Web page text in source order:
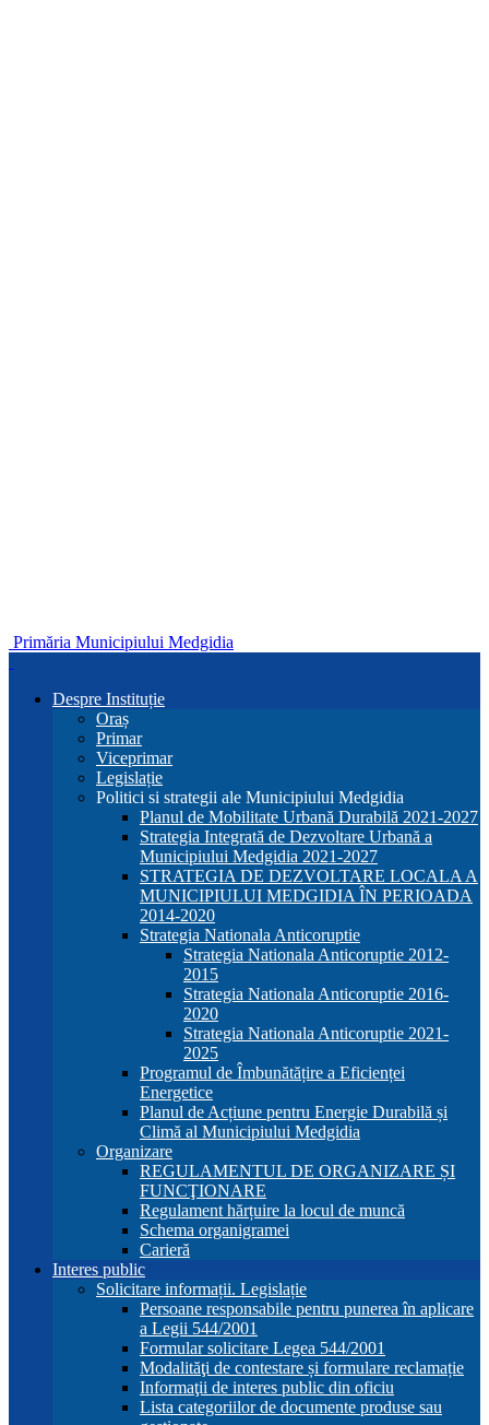
Primăria Municipiului Medgidia
Despre Instituție
Oraș
Primar
Viceprimar
Legislație
Politici si strategii ale Municipiului Medgidia
Planul de Mobilitate Urbană Durabilă 2021-2027
Strategia Integrată de Dezvoltare Urbană a
Municipiului Medgidia 2021-2027
STRATEGIA DE DEZVOLTARE LOCALA A
MUNICIPIULUI MEDGIDIA ÎN PERIOADA
2014-2020
Strategia Nationala Anticoruptie
Strategia Nationala Anticoruptie 2012-
2015
Strategia Nationala Anticoruptie 2016-
2020
Strategia Nationala Anticoruptie 2021-
2025
Programul de Îmbunătățire a Eficienței
Energetice
Planul de Acțiune pentru Energie Durabilă și
Climă al Municipiului Medgidia
Organizare
REGULAMENTUL DE ORGANIZARE ȘI
FUNCŢIONARE
Regulament hărțuire la locul de muncă
Schema organigramei
Carieră
Interes public
Solicitare informații. Legislație
Persoane responsabile pentru punerea în aplicare
a Legii 544/2001
Formular solicitare Legea 544/2001
Modalităţi de contestare și formulare reclamație
Informaţii de interes public din oficiu
Lista categoriilor de documente produse sau